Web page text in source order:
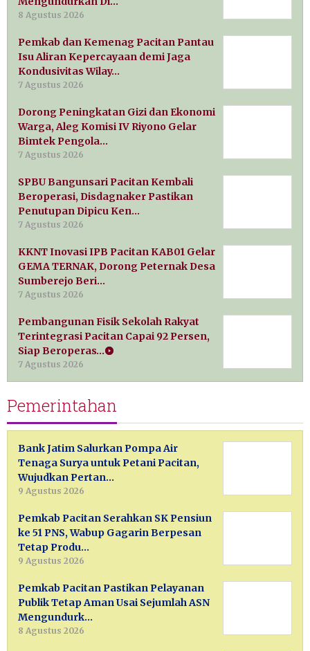
8 Agustus 2026
Pemkab dan Kemenag Pacitan Pantau
Isu Aliran Kepercayaan demi Jaga
Kondusivitas Wilay…
7 Agustus 2026
Dorong Peningkatan Gizi dan Ekonomi
Warga, Aleg Komisi IV Riyono Gelar
Bimtek Pengola…
7 Agustus 2026
SPBU Bangunsari Pacitan Kembali
Beroperasi, Disdagnaker Pastikan
Penutupan Dipicu Ken…
7 Agustus 2026
KKNT Inovasi IPB Pacitan KAB01 Gelar
GEMA TERNAK, Dorong Peternak Desa
Sumberejo Beri…
7 Agustus 2026
Pembangunan Fisik Sekolah Rakyat
Terintegrasi Pacitan Capai 92 Persen,
Siap Beroperas…
7 Agustus 2026
Pemerintahan
Bank Jatim Salurkan Pompa Air
Tenaga Surya untuk Petani Pacitan,
Wujudkan Pertan…
9 Agustus 2026
Pemkab Pacitan Serahkan SK Pensiun
ke 51 PNS, Wabup Gagarin Berpesan
Tetap Produ…
9 Agustus 2026
Pemkab Pacitan Pastikan Pelayanan
Publik Tetap Aman Usai Sejumlah ASN
Mengundurk…
8 Agustus 2026